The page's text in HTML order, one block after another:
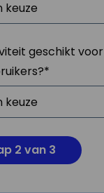
geschikt voor
*